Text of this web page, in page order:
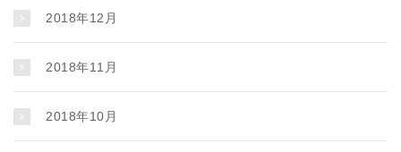
2018年12月
2018年11月
2018年10月